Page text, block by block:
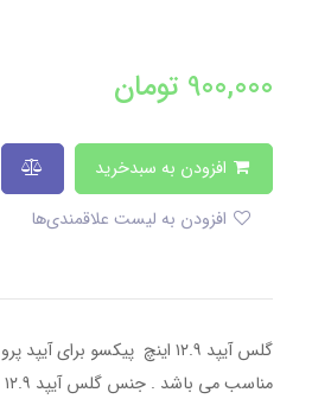
900,000 تومان